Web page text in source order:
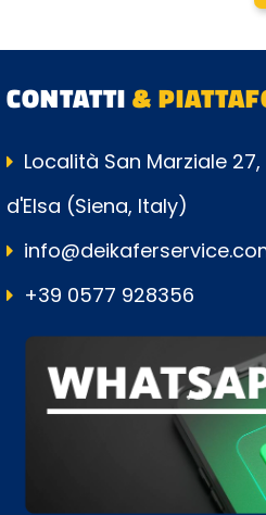
CONTATTI&
Località San Marziale
d'Elsa (Siena, Italy)
+39 0577 928356